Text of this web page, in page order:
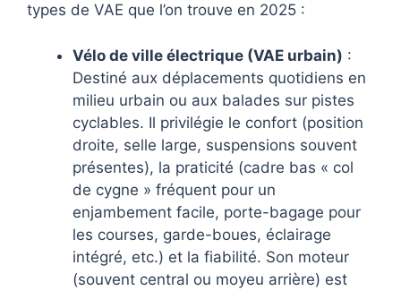
types de VAE que l’on trouve en 2025 :
Vélo de ville électrique (VAE urbain) :
Destiné aux déplacements quotidiens en
milieu urbain ou aux balades sur pistes
cyclables. Il privilégie le confort (position
droite, selle large, suspensions souvent
présentes), la praticité (cadre bas « col
de cygne » fréquent pour un
enjambement facile, porte-bagage pour
les courses, garde-boues, éclairage
intégré, etc.) et la fiabilité. Son moteur
(souvent central ou moyeu arrière) est